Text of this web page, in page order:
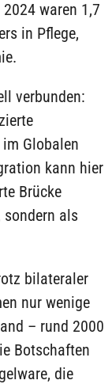
waren 1,7
in Pflege,
verbunden:
Globalen
kann hier
Brücke
als
bilateraler
nur wenige
– rund 2000
Botschaften
die